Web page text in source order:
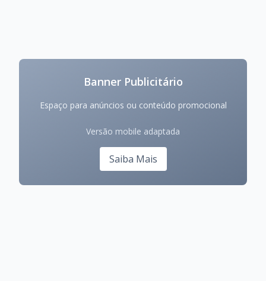
Banner Publicitário
Espaço para anúncios ou conteúdo promocional
Versão mobile adaptada
Saiba Mais